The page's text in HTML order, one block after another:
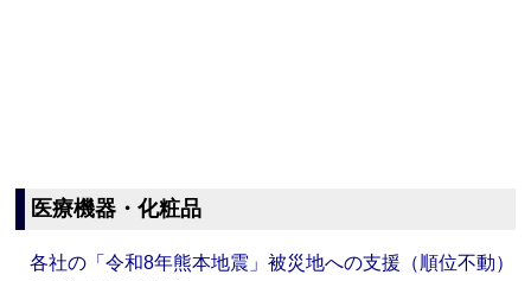
医療機器・化粧品
各社の「令和8年熊本地震」被災地への支援（順位不動）